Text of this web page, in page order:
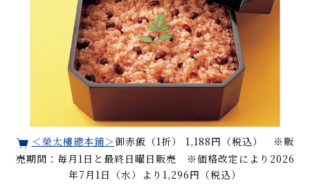
＜榮太樓總本鋪＞御赤飯（1折） 1,188円（税込） ※販
売期間：毎月1日と最終日曜日販売 ※価格改定により2026
年7月1日（水）より1,296円（税込）